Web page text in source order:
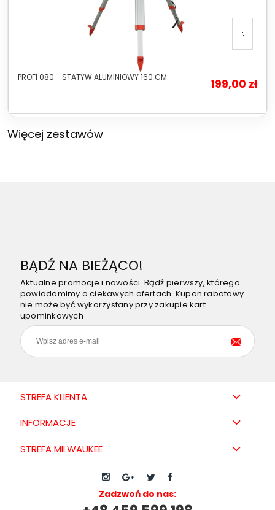
PROFI 080 - STATYW ALUMINIOWY 160 CM 199,00 zł
Więcej zestawów
BĄDŹ NA BIEŻĄCO!
Aktualne promocje i nowości. Bądź pierwszy, którego
powiadomimy o ciekawych ofertach. Kupon rabatowy
nie może być wykorzystany przy zakupie kart
upominkowych
STREFA KLIENTA
INFORMACJE
STREFA MILWAUKEE
Zadzwoń do nas: